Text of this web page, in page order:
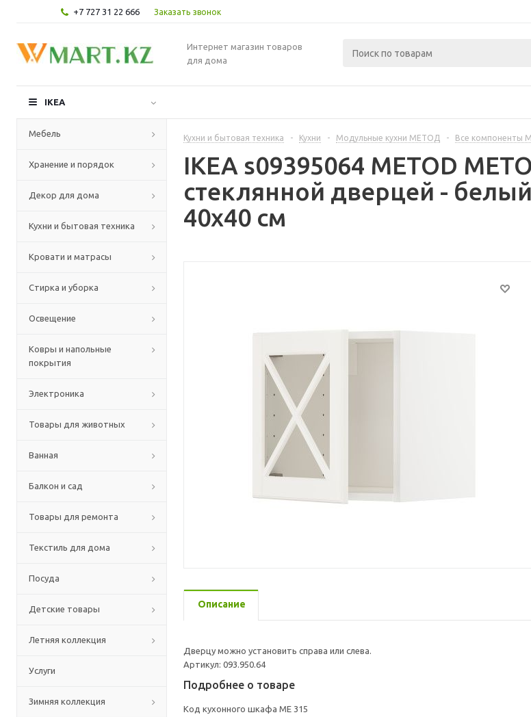
+7 727 31 22 666 Заказать звонок
Интернет магазин товаров
для дома
IKEA
Мебель
Хранение и порядок
Декор для дома
Кухни и бытовая техника
Кровати и матрасы
Стирка и уборка
Освещение
Ковры и напольные
покрытия
Электроника
Товары для животных
Ванная
Балкон и сад
Товары для ремонта
Текстиль для дома
Посуда
Детские товары
Летняя коллекция
Услуги
Зимняя коллекция
Кухни и бытовая техника - Кухни - Модульные кухни МЕТОД - Все компоненты
IKEA s09395064 METOD
стеклянной дверцей -
40x40 см
Описание
Дверцу можно установить справа или слева.
Артикул: 093.950.64
Подробнее о товаре
Код кухонного шкафа ME 315